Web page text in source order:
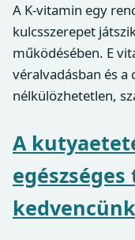
A K-vitamin egy
kulcsszerepet
működésében. E
véralvadásban és a
nélkülözhetetlen,
A